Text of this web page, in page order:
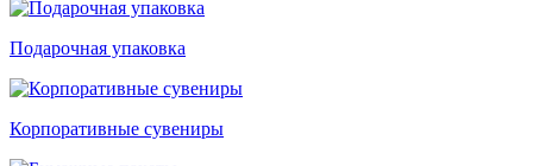
Подарочная упаковка
Корпоративные сувениры